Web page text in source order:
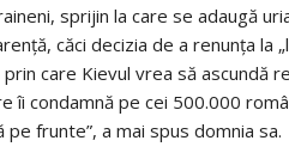
sprijin la care se adaugă
căci decizia de a renunța la
care Kievul vrea să ascundă
îi condamnă pe cei 500.000
pe frunte”, a mai spus domnia sa.